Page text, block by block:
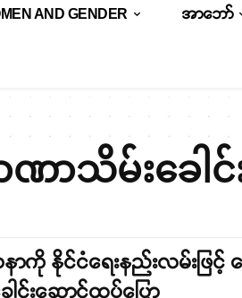
AND GENDER အာဘော်
ာသိမ်းခေါင်
ာကို နိုင်ငံရေးနည်းလမ်းဖြင့် ဖ
င်းဆောင်ထပ်ပြော